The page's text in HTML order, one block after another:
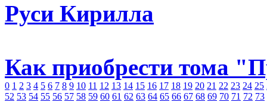
Руси Кирилла
Как приобрести тома
0 1 2 3 4 5 6 7 8 9 10 11 12 13 14 15 16 17 18 19 20 21 22 23 24 25
52 53 54 55 56 57 58 59 60 61 62 63 64 65 66 67 68 69 70 71 72 73